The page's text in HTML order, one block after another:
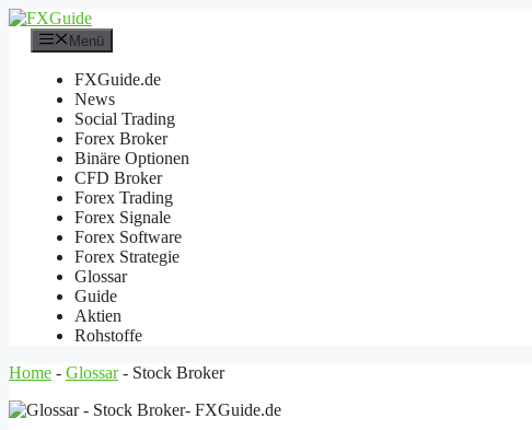
Zum
Inhalt
springen
Menü
FXGuide.de
News
Social Trading
Forex Broker
Binäre Optionen
CFD Broker
Forex Trading
Forex Signale
Forex Software
Forex Strategie
Glossar
Guide
Aktien
Rohstoffe
Home - Glossar- Stock Broker